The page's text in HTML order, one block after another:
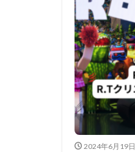
2024年6月19日